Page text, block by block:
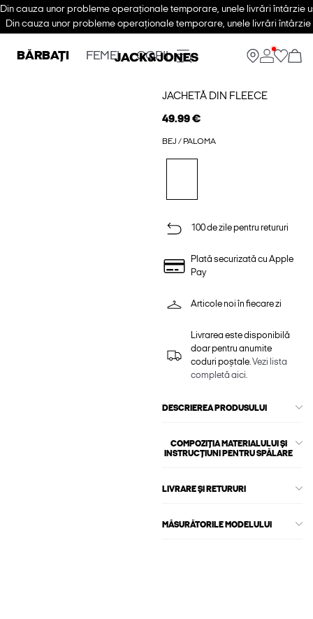
Din cauza unor probleme operaționale temporare, unele livrări întârzie
Din cauza unor probleme operaționale temporare, unele livrări
BĂRBAȚI FEMEI COPII
JACHETĂ DIN FLEECE
49.99 €
BEJ / PALOMA
100 de zile pentru retururi
Plată securizată cu Apple
Pay
Articole noi în fiecare zi
Livrarea este disponibilă
doar pentru anumite
coduri poștale.Vezi lista
completă aici.
DESCRIEREA PRODUSULUI
COMPOZIȚIA MATERIALULUI ȘI
INSTRUCȚIUNI PENTRU SPĂLARE
LIVRARE ȘI RETURURI
MĂSURĂTORILE MODELULUI